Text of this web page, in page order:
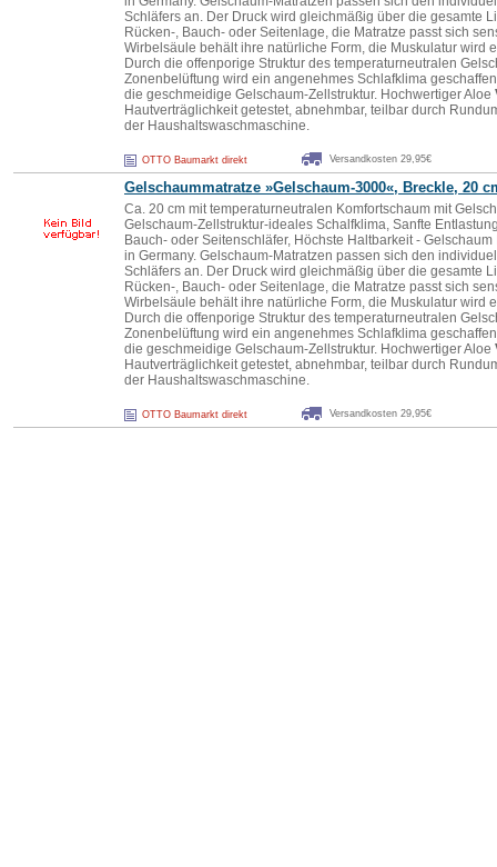
Schläfers an. Der Druck wird gleichmäßig über die gesamte
Rücken-, Bauch- oder Seitenlage, die Matratze passt sich
Wirbelsäule behält ihre natürliche Form, die Muskulatur wird
Durch die offenporige Struktur des temperaturneutralen
Zonenbelüftung wird ein angenehmes Schlafklima
die geschmeidige Gelschaum-Zellstruktur. Hochwertiger Aloe
Hautverträglichkeit getestet, abnehmbar, teilbar durch
der Haushaltswaschmaschine.
OTTO Baumarkt direkt Versandkosten 29,95€
Gelschaummatratze »Gelschaum-3000«, Breckle, 20
Ca. 20 cm mit temperaturneutralen Komfortschaum mit
Gelschaum-Zellstruktur-ideales Schalfklima, Sanfte
Bauch- oder Seitenschläfer, Höchste Haltbarkeit -
in Germany. Gelschaum-Matratzen passen sich den
Schläfers an. Der Druck wird gleichmäßig über die gesamte
Rücken-, Bauch- oder Seitenlage, die Matratze passt sich
Wirbelsäule behält ihre natürliche Form, die Muskulatur wird
Durch die offenporige Struktur des temperaturneutralen
Zonenbelüftung wird ein angenehmes Schlafklima
die geschmeidige Gelschaum-Zellstruktur. Hochwertiger Aloe
Hautverträglichkeit getestet, abnehmbar, teilbar durch
der Haushaltswaschmaschine.
OTTO Baumarkt direkt Versandkosten 29,95€